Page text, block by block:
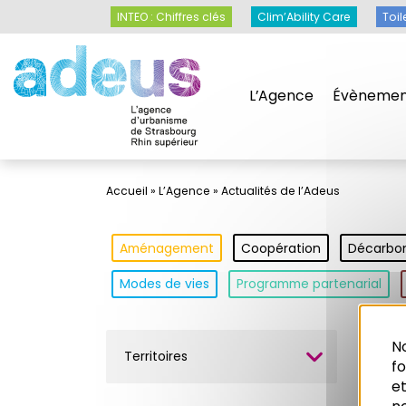
L’Agence
INTEO : Chiffres clés Clim’Ability Care
Accueil » L’Agence » Actualités de l’Adeus
Aménagement Coopération
Modes de vies
Programme partenarial
Territoires
Panneau de gestion des cookies